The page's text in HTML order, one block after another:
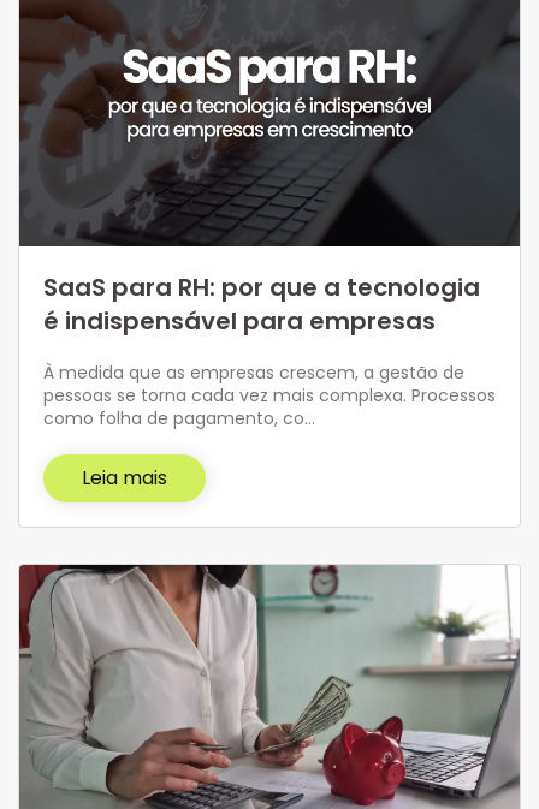
SaaS para RH: por que a tecnologia
é indispensável para empresas
À medida que as empresas crescem, a gestão de
pessoas se torna cada vez mais complexa. Processos
como folha de pagamento, co…
Leia mais